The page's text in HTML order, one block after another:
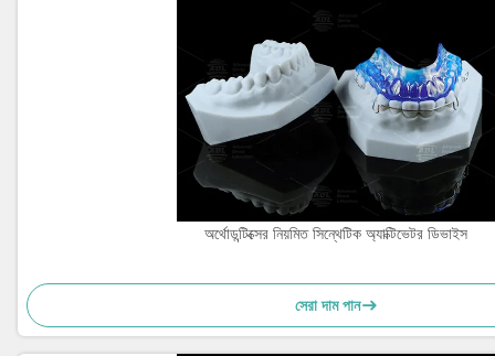
অর্থোডন্টিক্সের নিয়মিত সিন্থেটিক অ্যাক্টিভেটর ডিভাইস
সেরা দাম পান